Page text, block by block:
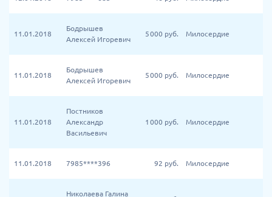
11.01.2018
Бодрышев
Алексей Игоревич
5 000 руб. Милосердие
11.01.2018
Бодрышев
Алексей Игоревич
5 000 руб. Милосердие
11.01.2018
Постников
Александр
Васильевич
1 000 руб. Милосердие
11.01.2018 7985****396 92 руб. Милосердие
Николаева Галина